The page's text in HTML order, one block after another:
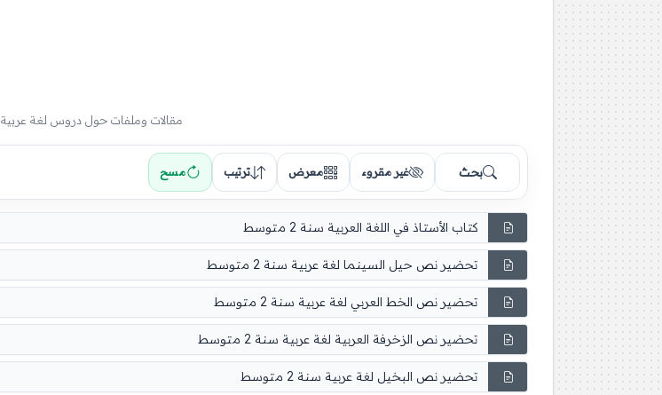
مقالات وملفات حول دروس لغة عربية 2 متوسط
بحث غير مقروء معرض ترتيب مسح
كتاب الأستاذ في اللغة العربية سنة 2 متوسط
تحضير نص حيل السينما لغة عربية سنة 2 متوسط
تحضير نص الخط العربي لغة عربية سنة 2 متوسط
تحضير نص الزخرفة العربية لغة عربية سنة 2 متوسط
تحضير نص البخيل لغة عربية سنة 2 متوسط